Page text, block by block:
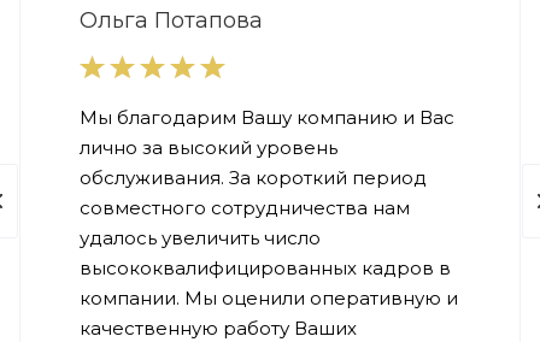
Ольга Потапова
Мы благодарим Вашу компанию и Вас
лично за высокий уровень
обслуживания. За короткий период
совместного сотрудничества нам
удалось увеличить число
высококвалифицированных кадров в
компании. Мы оценили оперативную и
качественную работу Ваших